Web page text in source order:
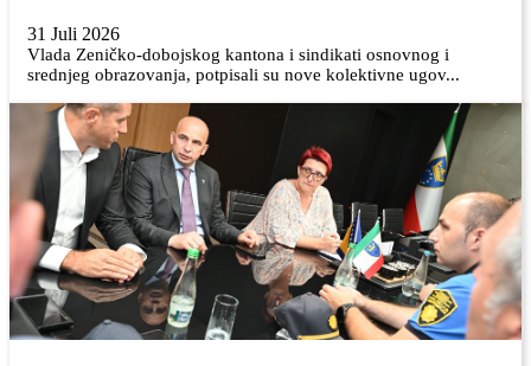
31 Juli 2026
Vlada Zeničko-dobojskog kantona i sindikati osnovnog i
srednjeg obrazovanja, potpisali su nove kolektivne ugov...